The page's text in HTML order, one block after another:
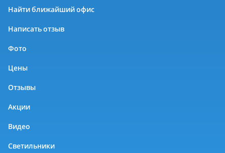
Найти ближайший офис
Написать отзыв
Фото
Цены
Отзывы
Акции
Видео
Светильники